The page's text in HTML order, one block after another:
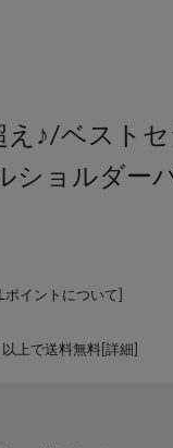
え♪/ベスト
ショルダー
ポイントについて
上で送料無料[ 詳細